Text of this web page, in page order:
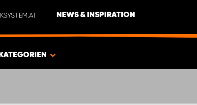
NEWS & INSPIRATION
KATEGORIEN